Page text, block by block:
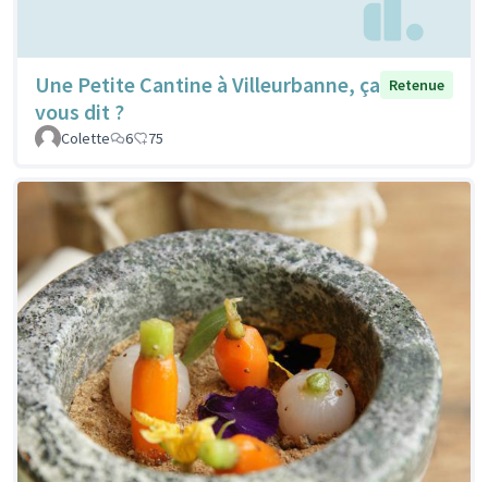
Une Petite Cantine à Villeurbanne, ça
vous dit ?
Retenue
Colette 6 75